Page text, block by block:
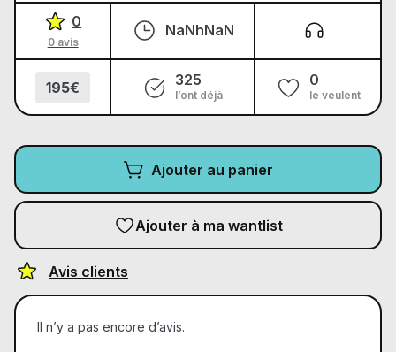
0
0 avis
195€
NaNhNaN
325
l’ont déjà
0
le veulent
Ajouter au panier
Ajouter à ma wantlist
Avis clients
Il n’y a pas encore d’avis.